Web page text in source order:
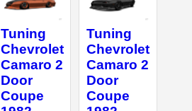
Tuning
Chevrolet
Camaro 2
Door
Coupe
Tuning
Chevrolet
Camaro 2
Door
Coupe